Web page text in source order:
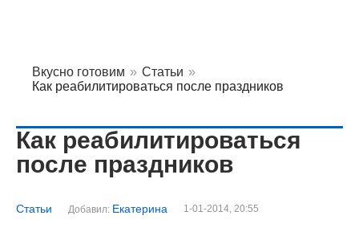
Вкусно готовим » Статьи »
Как реабилитироваться после праздников
Как реабилитироваться
после праздников
Статьи Добавил: Екатерина 1-01-2014, 20:55